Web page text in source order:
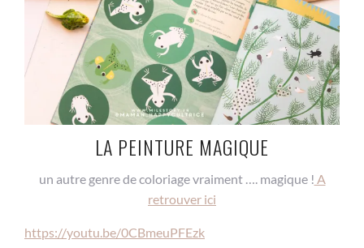
LA PEINTURE MAGIQUE
un autre genre de coloriage vraiment …. magique ! A
retrouver ici
https://youtu.be/0CBmeuPFEzk